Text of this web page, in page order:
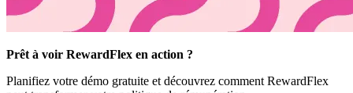
Prêt à voir RewardFlex en action ?
Planifiez votre démo gratuite et découvrez comment RewardFlex